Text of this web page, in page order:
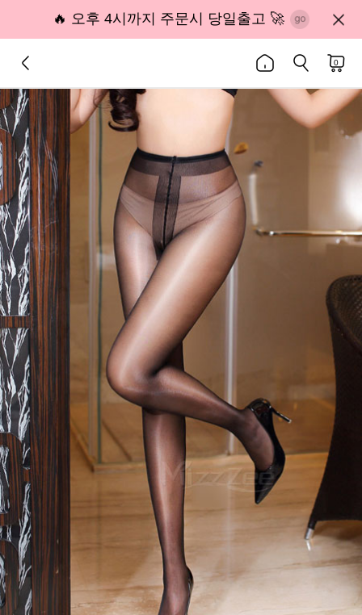
🔥 오후 4시까지 주문시 당일출고 🚀
0